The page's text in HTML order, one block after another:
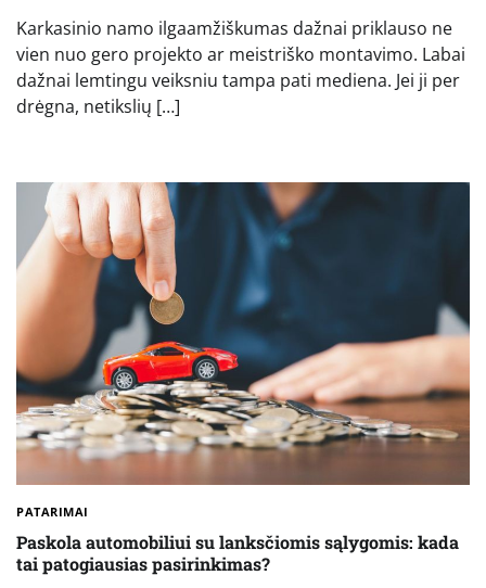
Karkasinio namo ilgaamžiškumas dažnai priklauso ne
vien nuo gero projekto ar meistriško montavimo. Labai
dažnai lemtingu veiksniu tampa pati mediena. Jei ji per
drėgna, netikslių […]
PATARIMAI
Paskola automobiliui su lanksčiomis sąlygomis: kada
tai patogiausias pasirinkimas?